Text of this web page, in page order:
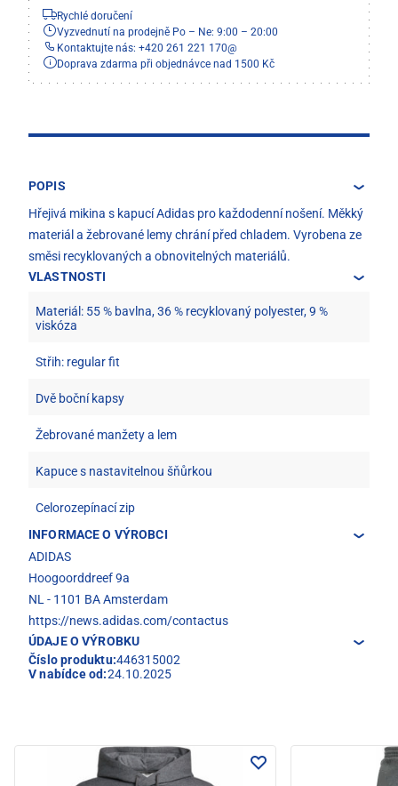
Rychlé doručení
Vyzvednutí na prodejně Po – Ne: 9:00 – 20:00
Kontaktujte nás: +420 261 221 170@
Doprava zdarma při objednávce nad 1500 Kč
POPIS
Hřejivá mikina s kapucí Adidas pro každodenní nošení. Měkký
materiál a žebrované lemy chrání před chladem. Vyrobena ze
směsi recyklovaných a obnovitelných materiálů.
VLASTNOSTI
Materiál: 55 % bavlna, 36 % recyklovaný polyester, 9 %
viskóza
Střih: regular fit
Dvě boční kapsy
Žebrované manžety a lem
Kapuce s nastavitelnou šňůrkou
Celorozepínací zip
INFORMACE O VÝROBCI
ADIDAS
Hoogoorddreef 9a
NL - 1101 BA Amsterdam
https://news.adidas.com/contactus
ÚDAJE O VÝROBKU
Číslo produktu:446315002
V nabídce od:24.10.2025